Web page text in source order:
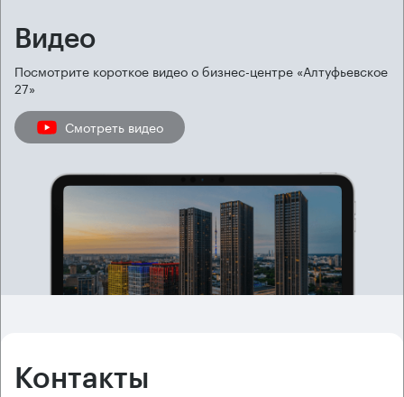
Видео
Посмотрите короткое видео о бизнес-центре «Алтуфьевское
27»
Смотреть видео
Контакты